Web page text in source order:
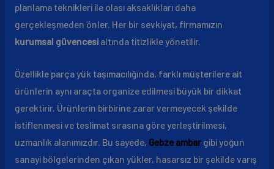
planlama teknikleri ile olası aksaklıkları daha
gerçekleşmeden önler. Her bir sevkiyat, firmamızın
kurumsal güvencesialtında titizlikle yönetilir.
Özellikle parça yük taşımacılığında, farklı müşterilere ait
ürünlerin aynı araçta organize edilmesi büyük bir dikkat
gerektirir. Ürünlerin birbirine zarar vermeyecek şekilde
istiflenmesi ve teslimat sırasına göre yerleştirilmesi,
uzmanlık alanımızdır. Bu sayede, Gebze ambargibi yoğun
sanayi bölgelerinden çıkan yükler, hasarsız bir şekilde varış